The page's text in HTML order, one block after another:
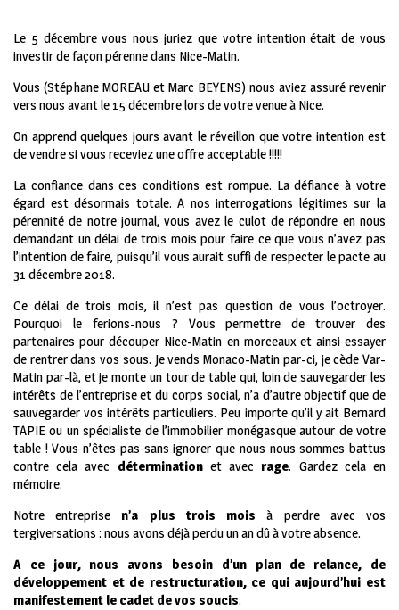
Le 5 décembre vous nous juriez que votre intention était de vous
investir de façon pérenne dans Nice-Matin.
Vous (Stéphane MOREAU et Marc BEYENS) nous aviez assuré revenir
vers nous avant le 15 décembre lors de votre venue à Nice.
On apprend quelques jours avant le réveillon que votre intention est
de vendre si vous receviez une offre acceptable !!!!!
La confiance dans ces conditions est rompue. La défiance à votre
égard est désormais totale. A nos interrogations légitimes sur la
pérennité de notre journal, vous avez le culot de répondre en nous
demandant un délai de trois mois pour faire ce que vous n’avez pas
l’intention de faire, puisqu’il vous aurait suffi de respecter le pacte au
31 décembre 2018.
Ce délai de trois mois, il n’est pas question de vous l’octroyer.
Pourquoi le ferions-nous ? Vous permettre de trouver des
partenaires pour découper Nice-Matin en morceaux et ainsi essayer
de rentrer dans vos sous. Je vends Monaco-Matin par-ci, je cède Var-
Matin par-là, et je monte un tour de table qui, loin de sauvegarder les
intérêts de l’entreprise et du corps social, n’a d’autre objectif que de
sauvegarder vos intérêts particuliers. Peu importe qu’il y ait Bernard
TAPIE ou un spécialiste de l’immobilier monégasque autour de votre
table ! Vous n’êtes pas sans ignorer que nous nous sommes battus
contre cela avec détermination et avecrage. Gardez cela en
mémoire.
Notre entreprisen’a plus trois moisà perdre avec vos
tergiversations : nous avons déjà perdu un an dû à votre absence.
A ce jour, nous avons besoin d’un plan de relance, de
développement et de restructuration, ce qui aujourd’hui est
manifestement le cadet de vos soucis.